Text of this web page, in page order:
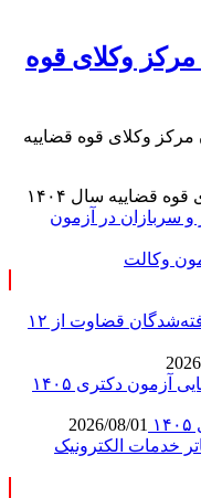
وکلای قوه
مرکز وکلای قوه قضاییه
سربازان در آزمون
وکالت
آغاز آزمون برخط سنجش شخصیت پذیرفته‌شدگان قضاوت از ۱۲
دکتری ۱۴۰۵
2026/08/01
خدمات الکترونیک